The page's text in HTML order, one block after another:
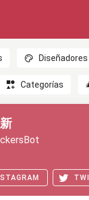
Diseñadores
Categorías